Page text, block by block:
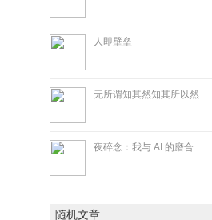
人即壁垒
无所谓知其然知其所以然
夜碎念：我与 AI 的磨合
随机文章